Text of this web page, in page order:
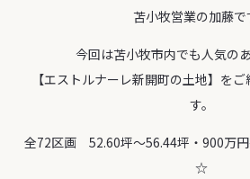
苫小牧営業の加藤で
今回は苫小牧市内でも人気の
【エストルナーレ新開町の土地】を
す。
全72区画 52.60坪～56.44坪・900万
☆